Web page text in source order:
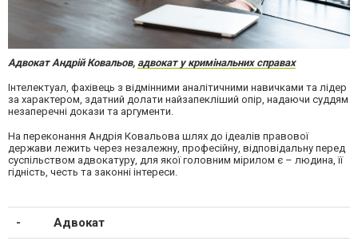
Адвокат Андрій Ковальов, адвокат у кримінальних справах
Інтелектуал, фахівець з відмінними аналітичними навичками та лідер
за характером, здатний долати найзапекліший опір, надаючи суддям
незаперечні докази та аргументи.
На переконання Андрія Ковальова шлях до ідеалів правової
держави лежить через незалежну, професійну, відповідальну перед
суспільством адвокатуру, для якої головним мірилом є – людина, її
гідність, честь та законні інтереси.
Адвокат